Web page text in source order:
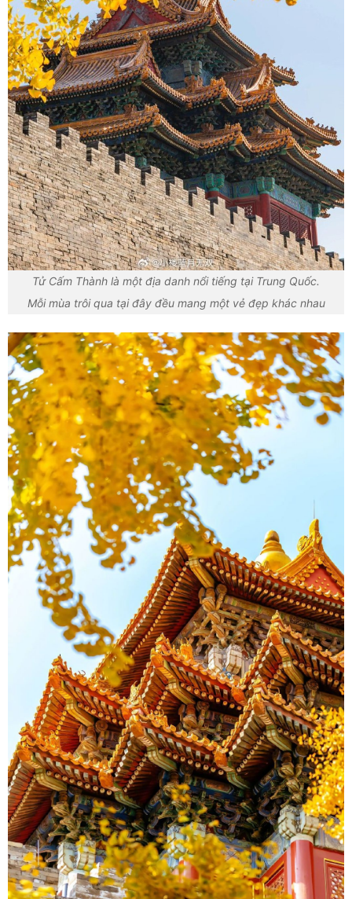
Tử Cấm Thành là một địa danh nổi tiếng tại Trung Quốc.
Mỗi mùa trôi qua tại đây đều mang một vẻ đẹp khác nhau